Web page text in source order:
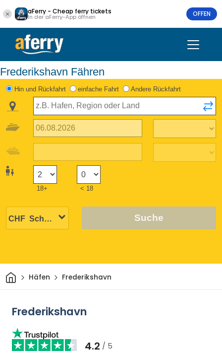
aFerry - Cheap ferry tickets
In der aFerry-App öffnen OFFEN
Frederikshavn Fähren
Hin und Rückfahrt einfache Fahrt Andere Rückfahrt
18+ < 18
Suche
HeimHäfen Frederikshavn
Frederikshavn
4.2 / 5